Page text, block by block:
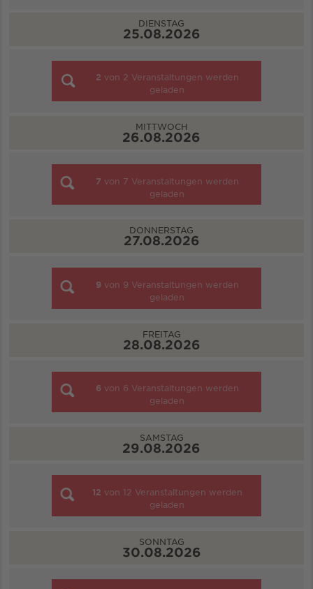
DIENSTAG
25.08.2026
2 von 2 Veranstaltungen werden
geladen
MITTWOCH
26.08.2026
7 von 7 Veranstaltungen werden
geladen
DONNERSTAG
27.08.2026
9 von 9 Veranstaltungen werden
geladen
FREITAG
28.08.2026
6 von 6 Veranstaltungen werden
geladen
SAMSTAG
29.08.2026
12 von 12 Veranstaltungen werden
geladen
SONNTAG
30.08.2026